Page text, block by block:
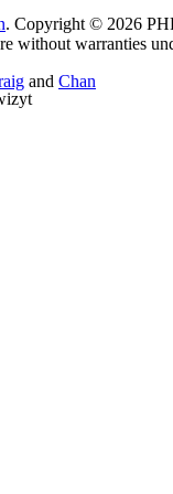
. Copyright © 2026
without warranties
and Chan